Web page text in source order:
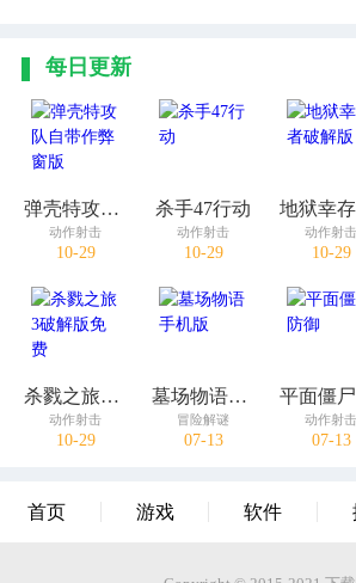
每日更新
弹壳特攻队自带作弊窗版
动作射击
10-29
杀手47行动
动作射击
10-29
动作射击
10-29
杀戮之旅3破解版免费
动作射击
10-29
墓场物语手机版
冒险解谜
07-13
动作射击
07-13
首页 游戏 软件